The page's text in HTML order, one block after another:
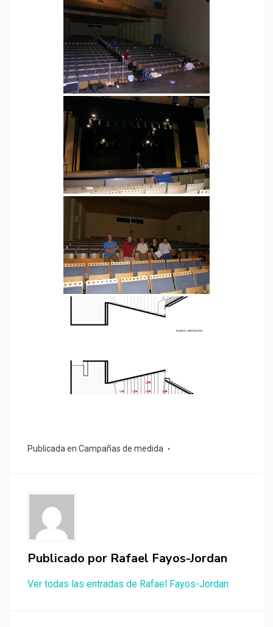
Publicada en Campañas de medida
Publicado por Rafael Fayos-Jordan
Ver todas las entradas de Rafael Fayos-Jordan